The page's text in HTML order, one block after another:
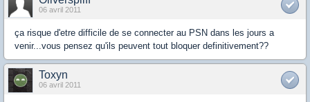
06 avril 2011
ça risque d'etre difficile de se connecter au PSN dans les jours a
venir...vous pensez qu'ils peuvent tout bloquer definitivement??
Toxyn
06 avril 2011